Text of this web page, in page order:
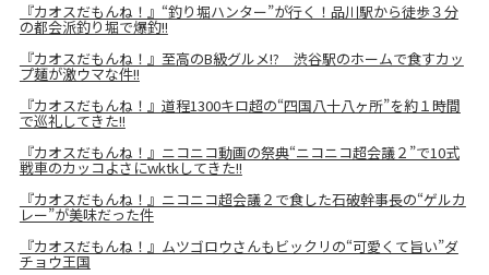
『カオスだもんね！』“釣り堀ハンター”が行く！品川駅から徒歩３分
の都会派釣り堀で爆釣!!
『カオスだもんね！』至高のB級グルメ!? 渋谷駅のホームで食すカッ
プ麺が激ウマな件!!
『カオスだもんね！』道程1300キロ超の“四国八十八ヶ所”を約１時間
で巡礼してきた!!
『カオスだもんね！』ニコニコ動画の祭典“ニコニコ超会議２”で10式
戦車のカッコよさにwktkしてきた!!
『カオスだもんね！』ニコニコ超会議２で食した石破幹事長の“ゲルカ
レー”が美味だった件
『カオスだもんね！』ムツゴロウさんもビックリの“可愛くて旨い”ダ
チョウ王国